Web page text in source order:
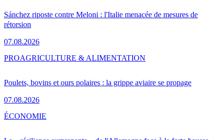
Sánchez riposte contre Meloni : l'Italie menacée de mesures de
rétorsion
07.08.2026
Poulets, bovins et ours polaires : la grippe aviaire se propage
07.08.2026
PROAGRICULTURE & ALIMENTATION
ÉCONOMIE